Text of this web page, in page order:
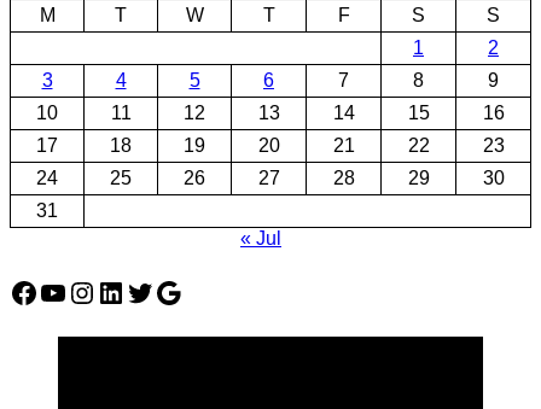
M
T W T F S
S
1
2
3
4 5 6 7 8
9
10
11 12 13 14 15
16
17
18 19 20 21 22
23
24
25 26 27 28 29
30
31
« Jul
Facebook
YouTube
Instagram
LinkedIn
Twitter
Google